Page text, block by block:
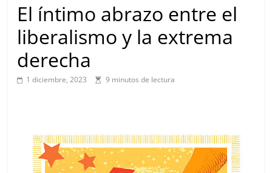
El íntimo abrazo entre el
liberalismo y la extrema
derecha
1 diciembre, 2023 9 minutos de lectura